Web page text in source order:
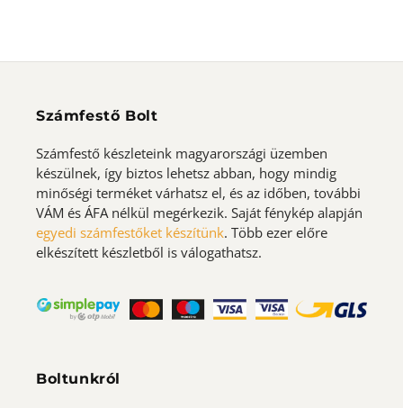
Számfestő Bolt
Számfestő készleteink magyarországi üzemben
készülnek, így biztos lehetsz abban, hogy mindig
minőségi terméket várhatsz el, és az időben, további
VÁM és ÁFA nélkül megérkezik. Saját fénykép alapján
egyedi számfestőket készítünk. Több ezer előre
elkészített készletből is válogathatsz.
Boltunkról